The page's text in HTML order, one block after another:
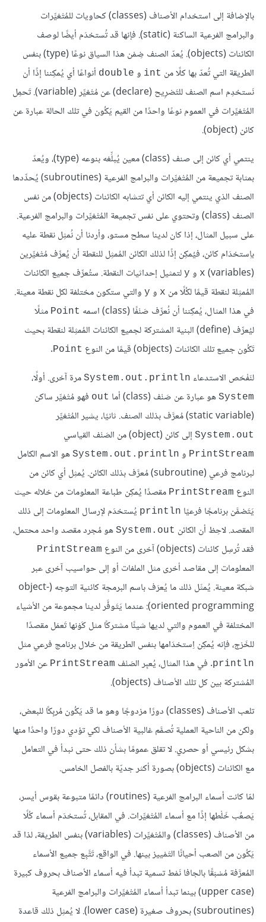
بالإضافة إلى استخدام الأصناف (classes) كحاويات للمُتْغيِّرات
والبرامج الفرعية الساكنة (static). فإنها قد تُستخدَم أيضًا لوصف
الكائنات (objects). يُعدّ الصنف ضِمْن هذا السياق نوعًا (type) بنفس
الطريقة التي تُعدّ بها كلًا من int و double أنواعًا أي يُمكِننا إذًا أن
نَستخدِم اسم الصنف للتَصْرِيح (declare) عن مُتْغيِّر (variable). تَحمِل
المُتْغيِّرات في العموم نوعًا واحدًا من القيم يَكُون في تلك الحالة عبارة عن
كائن (object).
ينتمي أي كائن إلى صنف (class) معين يُبلِّغه بنوعه (type)، ويُعدّ
بمثابة تجميعة من المُتْغيِّرات والبرامج الفرعية (subroutines) يُحدِّدها
الصنف الذي ينتمي إليه الكائن أي تتشابه الكائنات (objects) من نفس
الصنف (class) وتحتوي على نفس تجميعة المُتْغيِّرات والبرامج الفرعية.
على سبيل المثال، إذا كان لدينا سطح مستو، وأردنا أن نُمثِل نقطة عليه
باِستخدَام كائن، فيُمكِن إذًا لذلك الكائن المُمثِل للنقطة أن يُعرِّف مُتْغيِّرين
(variables)‏
x و y لتمثيل إحداثيات النقطة. ستُعرِّف جميع الكائنات
المُمثِلة لنقطة قيمًا لكُلًا من x و y والتي ستكون مختلفة لكل نقطة معينة.
في هذا المثال، يُمكِننا أن نُعرِّف صَنْفًا (class) اسمه
Point مثلًا
ليُعرِّف (define) البنية المشتركة لجميع الكائنات المُمثِلة لنقطة بحيث
تَكُون جميع تلك الكائنات (objects) قيمًا من النوع
Point
.
لنَفْحَص الاستدعاء System.out.println مرة آخرى. أولًا،
System هو عبارة عن صَنْف (class) أما out فهو مُتْغيِّر ساكن
(static variable) مُعرَّف بذلك الصنف. ثانيًا، يشير المُتْغيِّر
System.out إلى كائن (object) من الصَنْف القياسي
PrintStream و System.out.println هو الاسم الكامل
لبرنامج فرعي (subroutine) مُعرَّف بذلك الكائن. يُمثِل أي كائن من
النوع PrintStream مقصدًا يُمكِن طباعة المعلومات من خلاله حيث
يَتَضمَّن برنامجًا فرعيًا println يُستخدَم لإرسال المعلومات إلى ذلك
المقصد. لاحِظ أن الكائن System.out هو مُجرد مقصد واحد محتمل،
فقد تُرسِل كائنات (objects) آخرى من النوع
PrintStream
المعلومات إلى مقاصد أخرى مثل الملفات أو إلى حواسيب آخرى عبر
شبكة معينة. يُمثَل ذلك ما يُعرَف باسم البرمجة كائنية التوجه (object-
oriented programming): عندما يَتَوفَّر لدينا مجموعة من الأشياء
المختلفة في العموم والتي لديها شيئًا مشتركًا مثل كَوْنها تَعمَل مقصدًا
للخَرْج، فإنه يُمكِن اِستخدَامها بنفس الطريقة من خلال برنامج فرعي مثل
println. في هذا المثال، يُعبِر الصَنْف PrintStream عن الأمور
المُشتركة بين كل تلك الأصناف (objects).
تلعب الأصناف (classes) دورًا مزدوجًا وهو ما قد يَكُون مُربِكًا للبعض،
ولكن من الناحية العملية تُصمَّم غالبية الأصناف لكي تؤدي دورًا واحدًا منها
بشكل رئيسي أو حصري. لا تقلق عمومًا بشأن ذلك حتى نبدأ في التعامل
مع الكائنات (objects) بصورة أكثر جديّة بالفصل الخامس.
لمّا كانت أسماء البرامج الفرعية (routines) دائمًا متبوعة بقوس أيسر،
يَصعُب خَلْطها إذًا مع أسماء المُتْغيِّرات. في المقابل، تُستخدَم أسماء كُلًا
من الأصناف (classes) والمُتْغيِّرات (variables) بنفس الطريقة، لذا قد
يَكُون من الصعب أحيانًا التَمْييز بينها. في الواقع، تَتَّبِع جميع الأسماء
المُعرَّفة مُسْبَقًا بالجافا نَمْط تسمية تبدأ فيه أسماء الأصناف بحروف كبيرة
(upper case) بينما تبدأ أسماء المُتْغيِّرات والبرامج الفرعية
(subroutines) بحروف صغيرة (lower case). لا يُمثِل ذلك قاعدة